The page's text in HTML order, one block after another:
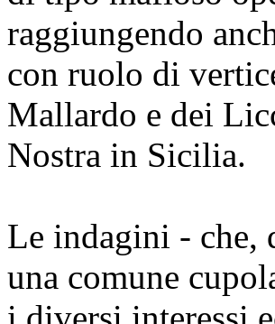
raggiungendo
con ruolo di
Mallardo e dei
Nostra in Sicilia.
Le indagini - che,
una comune